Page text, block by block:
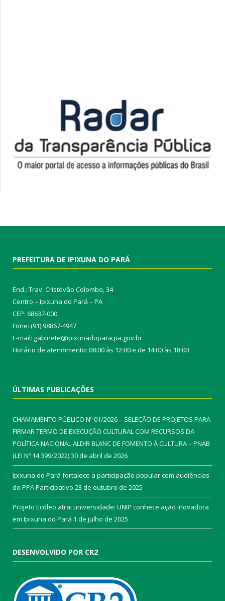
PREFEITURA DE IPIXUNA DO PARÁ
End.: Trav. Cristóvão Colombo, 34
Centro – Ipixuna do Pará – PA
CEP: 68637-000
Fone: (91) 98867-4947
E-mail: gabinete@ipixunadopara.pa.gov.br
Horário de atendimento: 08:00 às 12:00 e de 14:00 às 18:00
ÚLTIMAS PUBLICAÇÕES
CHAMAMENTO PÚBLICO Nº 01/2026 – SELEÇÃO DE PROJETOS PARA
FIRMAR TERMO DE EXECUÇÃO CULTURAL COM RECURSOS DA
POLÍTICA NACIONAL ALDIR BLANC DE FOMENTO À CULTURA – PNAB
(LEI Nº 14.399/2022)30 de abril de 2026
Ipixuna do Pará fortalece a participação popular com audiências
do PPA Participativo 23 de outubro de 2025
Projeto Ecóleo atrai universidade: UNIP conhece ação inovadora
em Ipixuna do Pará 1 de julho de 2025
DESENVOLVIDO POR CR2